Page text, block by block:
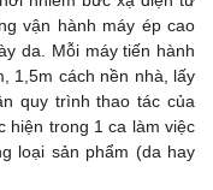
vận hành máy ép cao
da. Mỗi máy tiến hành
1,5m cách nền nhà, lấy
quy trình thao tác của
hiện trong 1 ca làm việc
loại sản phẩm (da hay